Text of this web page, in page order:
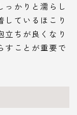
っかりと濡らし
しているほこり
ちが良くなり
すことが重要で